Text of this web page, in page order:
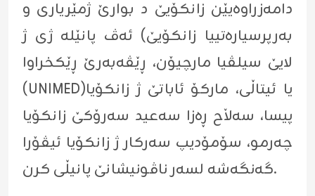
دامه‌زراوه‌یێن زانكۆیێ د بوارێ ژمێریارى و
به‌رپرسیاره‌تییا زانكۆیێ) ئه‌ڤ پانێله‌ ژى ژ
لایێ سیلڤیا مارچیۆن، ڕێڤه‌به‌رێ ڕێکخراوا
(UNIMED)یا ئیتاڵى، مارکۆ ئاباتێ ژ زانکۆیا
پیسا، سەڵاح ڕەزا سەعید سەرۆکێ زانکۆیا
چەرمو، سۆمۆدیپ سەرکار ژ زانکۆیا ئیڤۆرا
گه‌نگه‌شه‌ لسەر ناڤونیشانێ پانیڵى کرن.